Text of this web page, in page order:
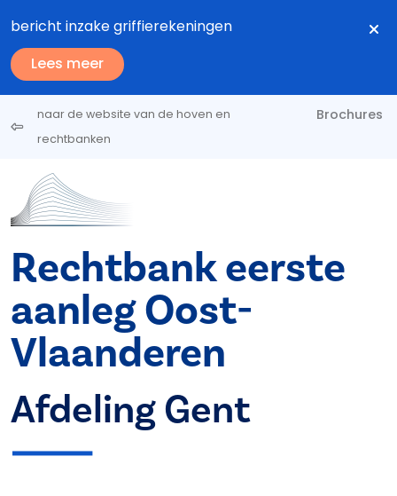
bericht inzake griffierekeningen
Lees meer
naar de website van de hoven en
rechtbanken
Brochures
Rechtbank eerste
aanleg Oost-
Vlaanderen
Afdeling Gent